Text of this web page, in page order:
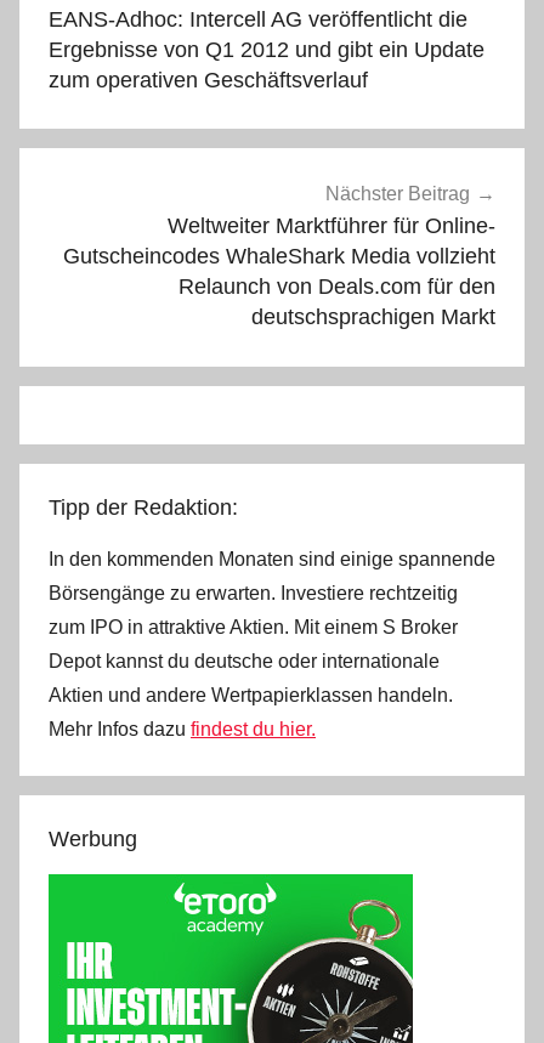
EANS-Adhoc: Intercell AG veröffentlicht die
Ergebnisse von Q1 2012 und gibt ein Update
zum operativen Geschäftsverlauf
Nächster Beitrag
Weltweiter Marktführer für Online-
Gutscheincodes WhaleShark Media vollzieht
Relaunch von Deals.com für den
deutschsprachigen Markt
Tipp der Redaktion:
In den kommenden Monaten sind einige spannende
Börsengänge zu erwarten. Investiere rechtzeitig
zum IPO in attraktive Aktien. Mit einem S Broker
Depot kannst du deutsche oder internationale
Aktien und andere Wertpapierklassen handeln.
Mehr Infos dazu findest du hier.
Werbung